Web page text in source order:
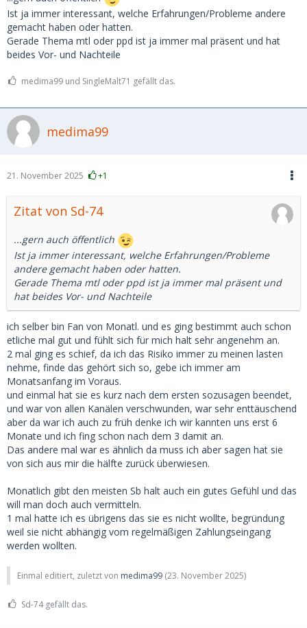
Ist ja immer interessant, welche Erfahrungen/Probleme andere
gemacht haben oder hatten.
Gerade Thema mtl oder ppd ist ja immer mal präsent und hat
beides Vor- und Nachteile
medima99 und SingleMalt71 gefällt das.
medima99
21. November 2025 +1
Zitat von Sd-74
...gern auch öffentlich
Ist ja immer interessant, welche Erfahrungen/Probleme
andere gemacht haben oder hatten.
Gerade Thema mtl oder ppd ist ja immer mal präsent und
hat beides Vor- und Nachteile
ich selber bin Fan von Monatl. und es ging bestimmt auch schon
etliche mal gut und fühlt sich für mich halt sehr angenehm an.
2 mal ging es schief, da ich das Risiko immer zu meinen lasten
nehme, finde das gehört sich so, gebe ich immer am
Monatsanfang im Voraus.
und einmal hat sie es kurz nach dem ersten sozusagen beendet,
und war von allen Kanälen verschwunden, war sehr enttäuschend
aber da war ich auch zu früh denke ich wir kannten uns erst 6
Monate und ich fing schon nach dem 3 damit an.
Das andere mal war es ähnlich da muss ich aber sagen hat sie
von sich aus mir die hälfte zurück überwiesen.
Monatlich gibt den meisten Sb halt auch ein gutes Gefühl und das
will man doch auch vermitteln.
1 mal hatte ich es übrigens das sie es nicht wollte, begründung
weil sie nicht abhängig vom regelmäßigen Zahlungseingang
werden wollten.
Einmal editiert, zuletzt von medima99 (23. November 2025)
Sd-74 gefällt das.